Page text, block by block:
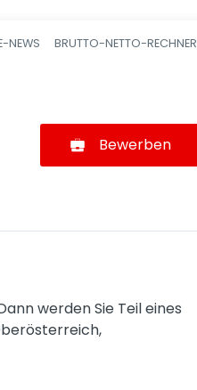
NEWS BRUTTO-NETTO-RECHNER
Bewerben
werden Sie Teil eines